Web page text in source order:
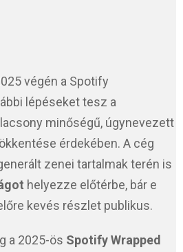
végén a Spotify
lépéseket tesz a
minőségű, úgynevezett
érdekében. A cég
zenei tartalmak terén is
helyezze előtérbe, bár e
kevés részlet publikus.
a 2025-ös Spotify Wrapped